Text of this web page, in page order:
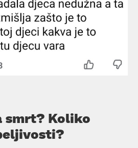
smrt? Koliko